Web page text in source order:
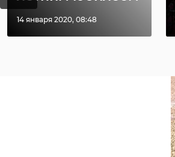
14 января 2020, 08:48